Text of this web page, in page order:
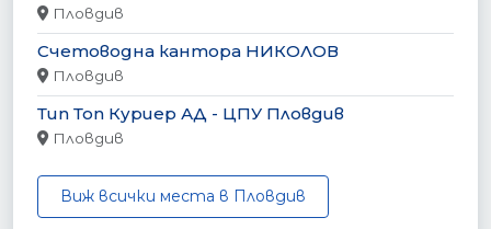
Пловдив
Счетоводна кантора НИКОЛОВ
Пловдив
Тип Топ Куриер АД - ЦПУ Пловдив
Пловдив
Виж всички места в Пловдив